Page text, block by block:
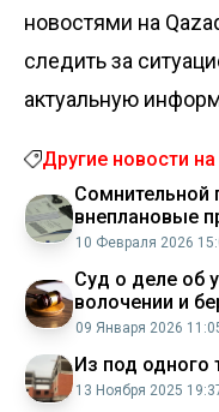
новостями на
следить за
актуальную
Другие новости на
Сомнительной
внеплановые
10 Февраля 2026
Суд о деле об
волочении и
09 Января 2026
Из под одного
13 Ноября 2025